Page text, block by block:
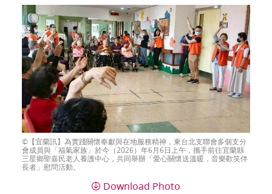
【宜蘭訊】為實踐關懷奉獻與在地服務精神，東台北支聯會多個支分
會成員與「福氣家族」於今（2026）年6月6日上午，攜手前往宜蘭縣
三星鄉聖嘉民老人養護中心，共同舉辦「愛心關懷送溫暖，音樂歡笑伴
長者」慰問活動。
Download Photo